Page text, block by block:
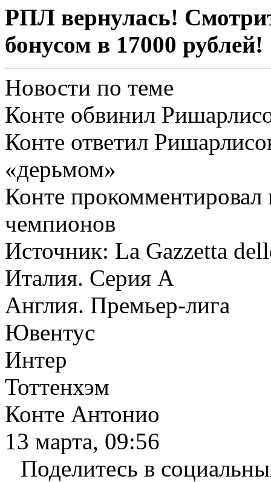
РПЛ вернулась!
бонусом в 17000 рублей!
Новости по теме
Конте обвинил
Конте ответил
«дерьмом»
Конте
чемпионов
Источник: La Gazzetta
Италия. Серия А
Англия. Премьер-лига
Ювентус
Интер
Тоттенхэм
Конте Антонио
13 марта, 09:56
Поделитесь в